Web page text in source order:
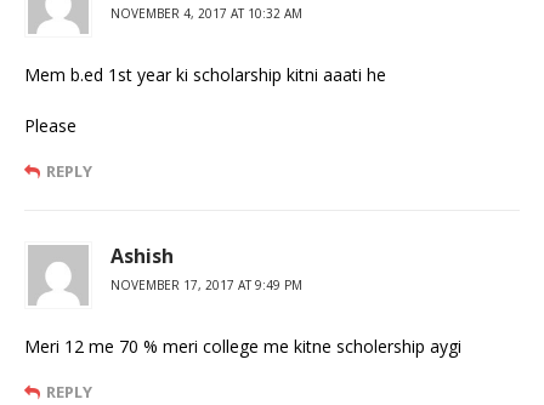
NOVEMBER 4, 2017 AT 10:32 AM
Mem b.ed 1st year ki scholarship kitni aaati he
Please
REPLY
Ashish
NOVEMBER 17, 2017 AT 9:49 PM
Meri 12 me 70 % meri college me kitne scholership aygi
REPLY